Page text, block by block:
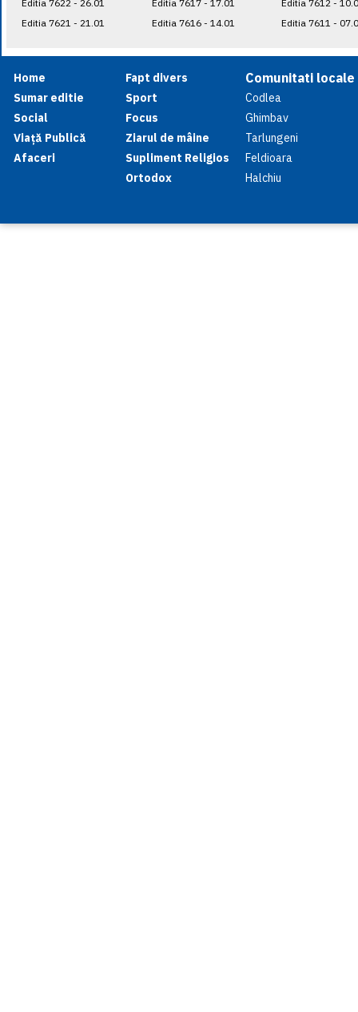
Editia 7622 - 26.01
Editia 7621 - 21.01
Editia 7617 - 17.01
Editia 7616 - 14.01
Editia 7612 -
Editia 7611 -
Home
Sumar editie
Social
Viață Publică
Afaceri
Fapt divers
Sport
Focus
Ziarul de mâine
Supliment Religios
Ortodox
Comunitati locale
Codlea
Ghimbav
Tarlungeni
Feldioara
Halchiu